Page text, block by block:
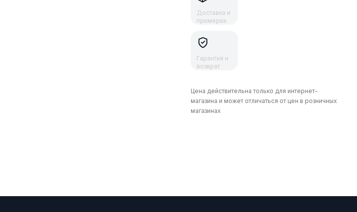
Доставка и
примерка
Гарантия и
возврат
Цена действительна только для интернет-
магазина и может отличаться от цен в розничных
магазинах